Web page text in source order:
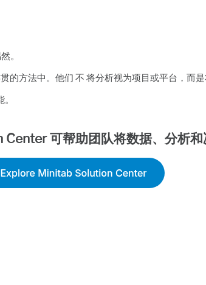
。
方法中。他们 不 将分析视为项目或平台，而是
可帮助团队将数据、分析和